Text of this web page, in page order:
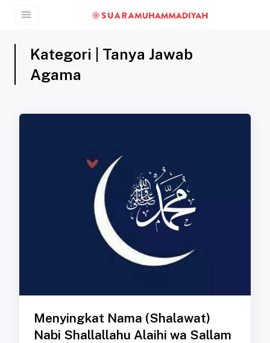
Kategori | Tanya Jawab
Agama
Menyingkat Nama (Shalawat)
Nabi Shallallahu Alaihi wa Sallam